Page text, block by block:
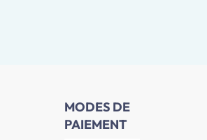
MODES DE
PAIEMENT